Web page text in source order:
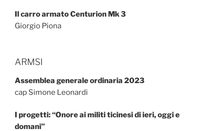
Il carro armato Centurion Mk 3
Giorgio Piona
ARMSI
Assemblea generale ordinaria 2023
cap Simone Leonardi
I progetti: “Onore ai militi ticinesi di ieri, oggi e
domani”